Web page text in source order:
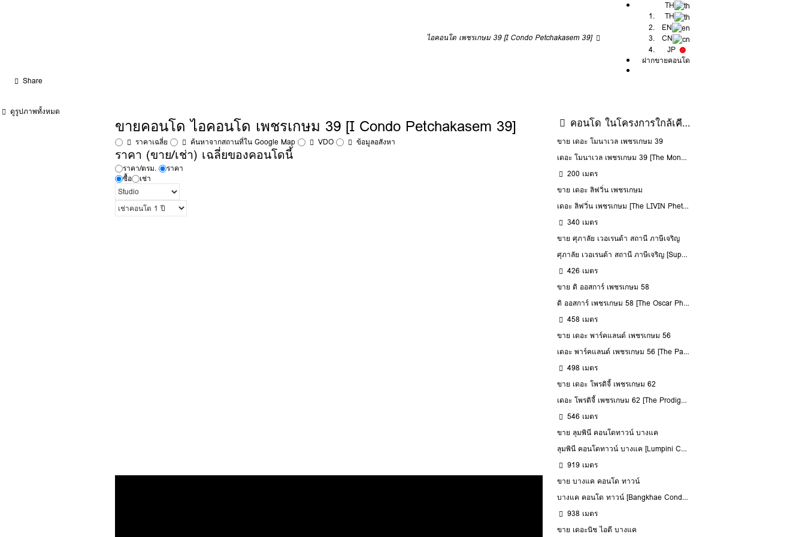
ไอคอนโด เพชรเกษม 39 [I Condo Petchakasem 39]
TH
TH
EN
CN
JP
ฝากขายคอนโด
Share
ดูรูปภาพทั้งหมด
ขายคอนโด ไอคอนโด เพชรเกษม 39 [I Condo Petchakasem 39]
ราคาเฉลี่ย ค้นหาจากสถานที่ใน Google Map VDO ข้อมูลอสังหา
ราคา (ขาย/เช่า) เฉลี่ยของคอนโดนี้
ราคา/ตรม.
ราคา
ซื้อ
เช่า
คอนโด ในโครงการใกล้เคียง
ขาย เดอะ โมนาเวล เพชรเกษม 39
เดอะ โมนาเวล เพชรเกษม 39 [The Mona Vale Phetkasem 39]
200 เมตร
ขาย เดอะ ลิฟวิ่น เพชรเกษม
เดอะ ลิฟวิ่น เพชรเกษม [The LIVIN Phetkasem]
340 เมตร
ขาย ศุภาลัย เวอเรนด้า สถานี ภาษีเจริญ
ศุภาลัย เวอเรนด้า สถานี ภาษีเจริญ [Supalai Veranda Phasi Charoen Station]
426 เมตร
ขาย ดิ ออสการ์ เพชรเกษม 58
ดิ ออสการ์ เพชรเกษม 58 [The Oscar Phetkasem 58]
458 เมตร
ขาย เดอะ พาร์คแลนด์ เพชรเกษม 56
เดอะ พาร์คแลนด์ เพชรเกษม 56 [The Parkland Phetkasem 56]
498 เมตร
ขาย เดอะ โพรดิจี้ เพชรเกษม 62
เดอะ โพรดิจี้ เพชรเกษม 62 [The Prodigy Phetkasem 62]
546 เมตร
ขาย ลุมพินี คอนโดทาวน์ บางแค
ลุมพินี คอนโดทาวน์ บางแค [Lumpini Condo Town Bangkhae]
919 เมตร
ขาย บางแค คอนโด ทาวน์
บางแค คอนโด ทาวน์ [Bangkhae Condotown]
938 เมตร
ขาย เดอะนิช ไอดี บางแค